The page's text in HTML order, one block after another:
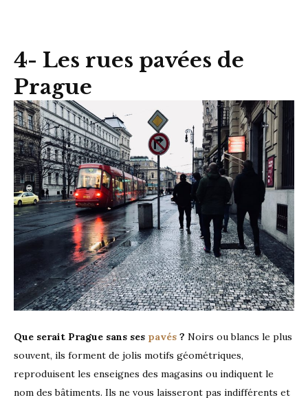
4- Les rues pavées de
Prague
Que serait Prague sans ses pavés ? Noirs ou blancs le plus
souvent, ils forment de jolis motifs géométriques,
reproduisent les enseignes des magasins ou indiquent le
nom des bâtiments. Ils ne vous laisseront pas indifférents et